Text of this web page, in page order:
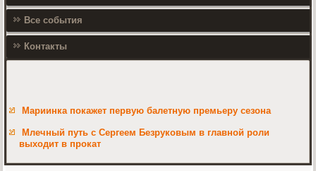
Все события
Контакты
Мариинка покажет первую балетную премьеру сезона
Млечный путь с Сергеем Безруковым в главной роли
выходит в прокат